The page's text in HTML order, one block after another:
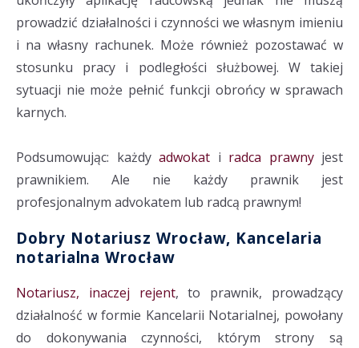
prowadzić działalności i czynności we własnym imieniu
i na własny rachunek. Może również pozostawać w
stosunku pracy i podległości służbowej. W takiej
sytuacji nie może pełnić funkcji obrońcy w sprawach
karnych.
Podsumowując: każdy adwokat i radca prawnyjest
prawnikiem. Ale nie każdy prawnik jest
profesjonalnym advokatem lub radcą prawnym!
Dobry Notariusz Wrocław, Kancelaria
notarialna Wrocław
Notariusz, inaczej rejent, to prawnik, prowadzący
działalność w formie Kancelarii Notarialnej, powołany
do dokonywania czynności, którym strony są